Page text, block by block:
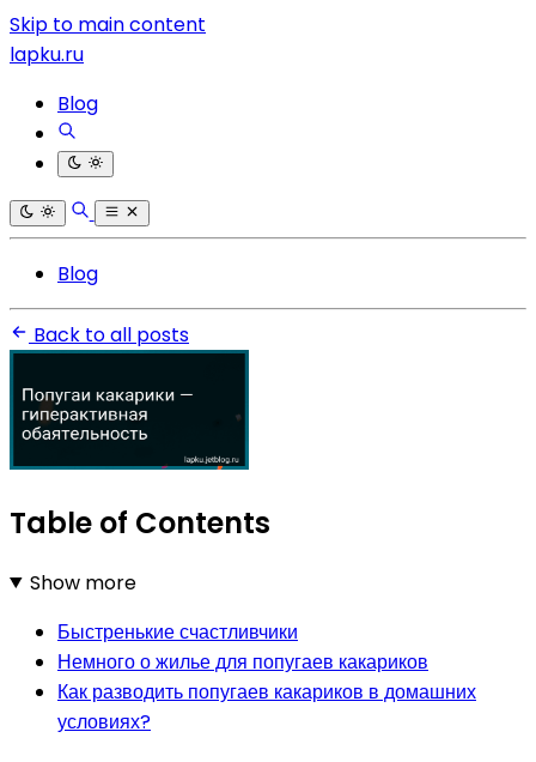
Skip to main content
lapku.ru
Blog
Blog
Back to all posts
Table of Contents
Show more
Быстренькие счастливчики
Немного о жилье для попугаев какариков
Как разводить попугаев какариков в домашних
условиях?